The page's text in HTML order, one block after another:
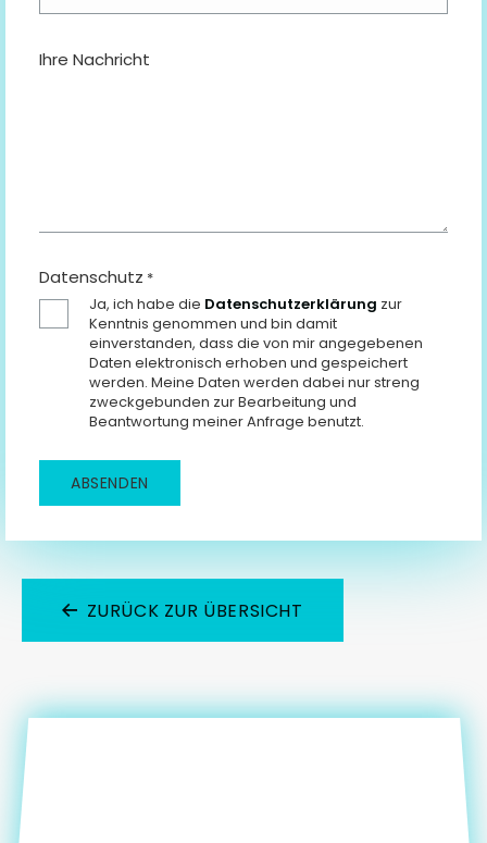
Ihre Nachricht
Datenschutz *
Ja, ich habe die Datenschutzerklärung zur
Kenntnis genommen und bin damit
einverstanden, dass die von mir angegebenen
Daten elektronisch erhoben und gespeichert
werden. Meine Daten werden dabei nur streng
zweckgebunden zur Bearbeitung und
Beantwortung meiner Anfrage benutzt.
ZURÜCK ZUR ÜBERSICHT